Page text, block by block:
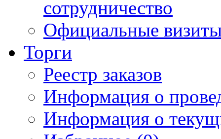
сотрудничество
Официальные
Торги
Реестр заказов
Информация о
Информация о